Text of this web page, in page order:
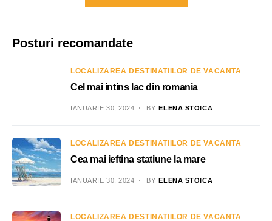
Posturi recomandate
LOCALIZAREA DESTINATIILOR DE VACANTA
Cel mai intins lac din romania
IANUARIE 30, 2024 BY ELENA STOICA
LOCALIZAREA DESTINATIILOR DE VACANTA
Cea mai ieftina statiune la mare
IANUARIE 30, 2024 BY ELENA STOICA
LOCALIZAREA DESTINATIILOR DE VACANTA